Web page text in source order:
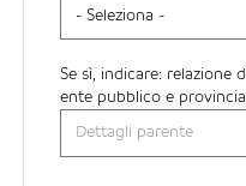
Se sì, indicare: relazione
ente pubblico e